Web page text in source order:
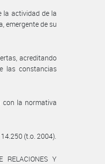
la actividad de la
emergente de su
acreditando
las constancias
con la normativa
(t.o. 2004).
Y